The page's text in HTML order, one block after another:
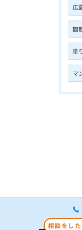
広
間
塗
マ
相談をし